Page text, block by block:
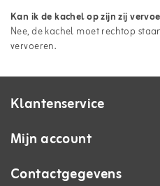
Kan ik de kachel op zijn zij
Nee, de kachel moet rechtop
vervoeren.
Klantenservice
Mijn account
Contactgegevens